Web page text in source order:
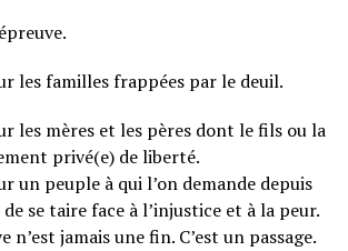
les familles frappées par le deuil.
les mères et les pères dont le fils ou la
privé(e) de liberté.
un peuple à qui l’on demande depuis
se taire face à l’injustice et à la peur.
n’est jamais une fin. C’est un passage.